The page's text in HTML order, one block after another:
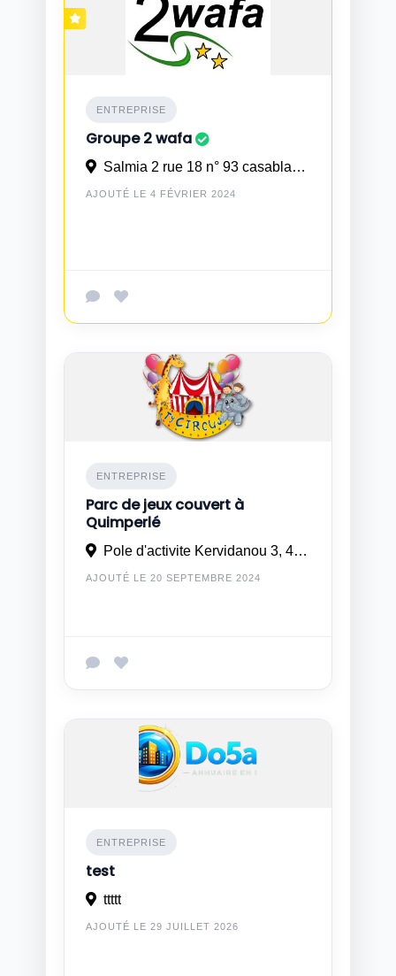
ENTREPRISE
Groupe 2 wafa
Salmia 2 rue 18 n° 93 casablanca
AJOUTÉ LE 4 FÉVRIER 2024
ENTREPRISE
Parc de jeux couvert à
Quimperlé
Pole d'activite Kervidanou 3, 49 rue Albert Schweitzer, 29300 Mellac/Quimperlé
AJOUTÉ LE 20 SEPTEMBRE 2024
ENTREPRISE
test
ttttt
AJOUTÉ LE 29 JUILLET 2026